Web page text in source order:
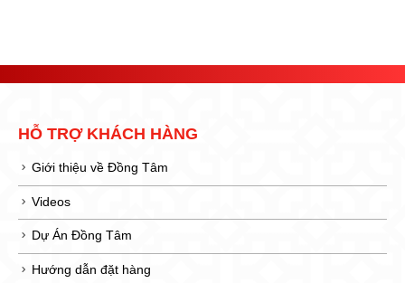
HỖ TRỢ KHÁCH HÀNG
Giới thiệu về Đồng Tâm
Videos
Dự Án Đồng Tâm
Hướng dẫn đặt hàng